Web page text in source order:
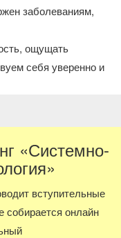
заболеваниям,
ощущать
себя уверенно и
«Системно-
вступительные
собирается онлайн